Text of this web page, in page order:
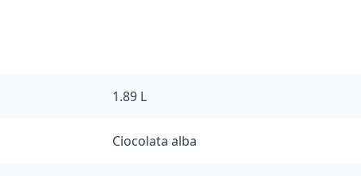
1.89 L
Ciocolata alba